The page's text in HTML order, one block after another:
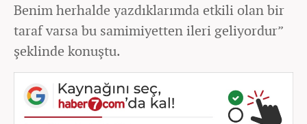
Benim herhalde yazdıklarımda etkili olan bir
taraf varsa bu samimiyetten ileri geliyordur”
şeklinde konuştu.